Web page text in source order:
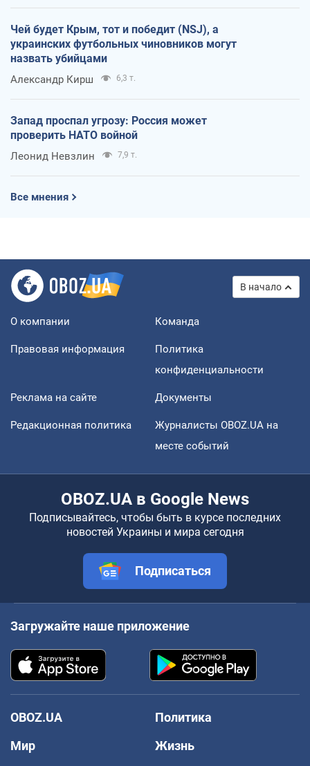
Чей будет Крым, тот и победит (NSJ), а
украинских футбольных чиновников могут
назвать убийцами
Александр Кирш 6,3 т.
Запад проспал угрозу: Россия может
проверить НАТО войной
Леонид Невзлин 7,9 т.
Все мнения
В начало
О компании Команда
Правовая информация
Политика
конфиденциальности
Реклама на сайте Документы
Редакционная политика
Журналисты OBOZ.UA на
месте событий
OBOZ.UA в Google News
Подписывайтесь, чтобы быть в курсе последних
новостей Украины и мира сегодня
Подписаться
Загружайте наше приложение
OBOZ.UA
Политика
Мир
Жизнь